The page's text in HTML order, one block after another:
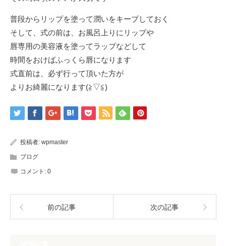
普段からリップを塗って潤いをキープしておく
そして、式の前は、お風呂上りにリップや
唇専用の美容液を塗ってラップなどして
時間をおけばふっくら唇になります
式直前は、必ず行って頂いた方が
よりお綺麗になります(≧▽≦)
投稿者: wpmaster
ブログ
コメント: 0
前の記事 次の記事